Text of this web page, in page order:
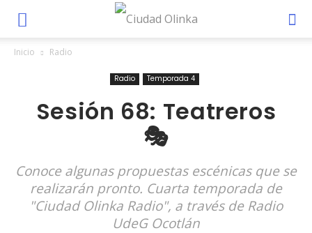
Inicio Radio
Radio Temporada 4
Sesión 68: Teatreros
🎭
Conoce algunas propuestas escénicas que se
realizarán pronto. Cuarta temporada de
"Ciudad Olinka Radio", a través de Radio
UdeG Ocotlán